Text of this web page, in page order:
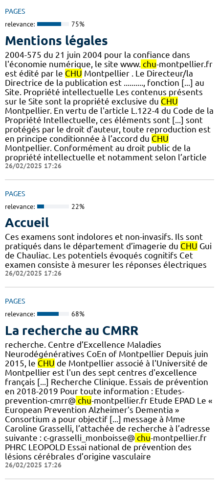
PAGES
relevance: 75%
Mentions légales
2004-575 du 21 juin 2004 pour la confiance dans
l'économie numérique, le site www. chu-montpellier.fr
est édité par le CHU Montpellier . Le Directeur/la
Directrice de la publication est .........., fonction [...] au
Site. Propriété intellectuelle Les contenus présents
sur le Site sont la propriété exclusive du CHU
Montpellier. En vertu de l'article L.122-4 du Code de la
Propriété Intellectuelle, ces éléments sont [...] sont
protégés par le droit d’auteur, toute reproduction est
en principe conditionnée à l’accord du CHU
Montpellier. Conformément au droit public de la
propriété intellectuelle et notamment selon l’article
26/02/2025 17:26
PAGES
relevance: 22%
Accueil
Ces examens sont indolores et non-invasifs. Ils sont
pratiqués dans le département d’imagerie du CHU Gui
de Chauliac. Les potentiels évoqués cognitifs Cet
examen consiste à mesurer les réponses électriques
26/02/2025 17:26
PAGES
relevance: 68%
La recherche au CMRR
recherche. Centre d’Excellence Maladies
Neurodégénératives CoEn of Montpellier Depuis juin
2015, le CHU de Montpellier associé à l'Université de
Montpellier est l'un des sept centres d'excellence
français [...] Recherche Clinique. Essais de prévention
en 2018-2019 Pour toute information : Etudes-
prevention-cmrr@ chu-montpellier.fr Etude EPAD Le «
European Prevention Alzheimer’s Dementia »
Consortium a pour objectif [...] message à Mme
Caroline Grasselli, l’attachée de recherche à l’adresse
suivante : c-grasselli_monboisse@ chu-montpellier.fr
PHRC LEOPOLD Essai national de prévention des
lésions cérébrales d’origine vasculaire
26/02/2025 17:26